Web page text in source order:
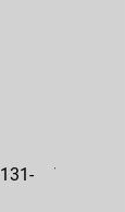
Variklio